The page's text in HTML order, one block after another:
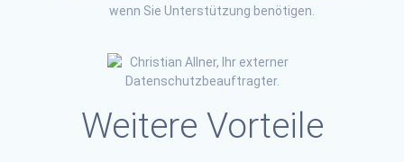
wenn Sie Unterstützung benötigen.
Weitere Vorteile